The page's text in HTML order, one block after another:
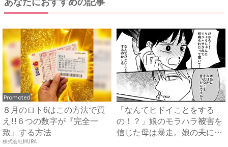
Promoted
８月のロト6はこの方法で買
え!!６つの数字が『完全一
致』する方法
株式会社MURA
「なんてヒドイことをする
の！？」娘のモラハラ被害を
信じた母は暴走。娘の夫に電